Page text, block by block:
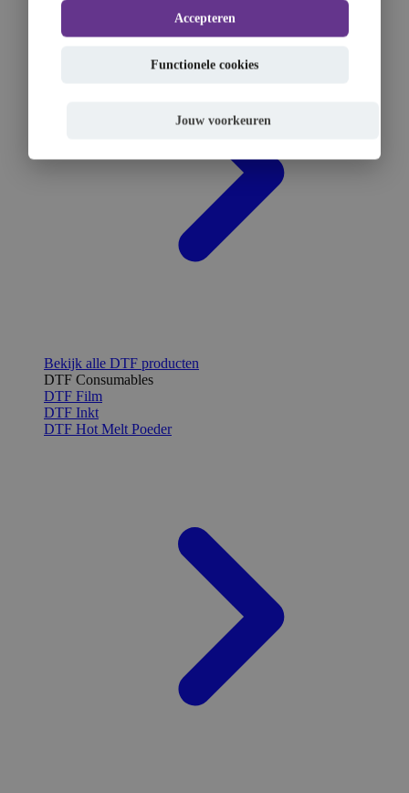
Bekijk alle DTF producten
DTF Consumables
DTF Film
DTF Inkt
DTF Hot Melt Poeder
Accepteren
Functionele cookies
Jouw voorkeuren